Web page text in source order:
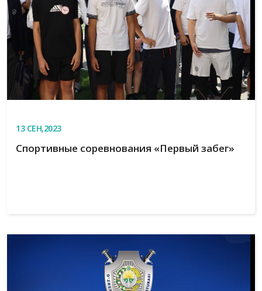
13СЕН,2023
Спортивные соревнования «Первый забег»